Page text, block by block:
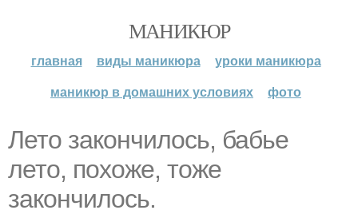
МАНИКЮР
главная виды маникюра
уроки маникюра
маникюр в домашних условиях
фото
Лето закончилось, бабье
лето, похоже, тоже
закончилось.